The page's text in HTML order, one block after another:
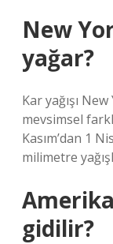
New
yağar?
Kar yağışı
mevsimsel
Kasım’dan 1
milimetre
gidilir?